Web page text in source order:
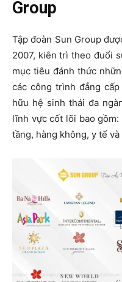
Group
Tập đoàn Sun Group
2007, kiên trì theo đuổi
mục tiêu đánh thức
các công trình đẳng
hữu hệ sinh thái đa
lĩnh vực cốt lõi bao gồm:
tầng, hàng không, y tế